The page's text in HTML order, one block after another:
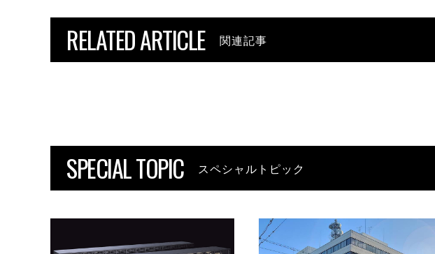
RELATED ARTICLE 関連記事
SPECIAL TOPIC スペシャルトピック